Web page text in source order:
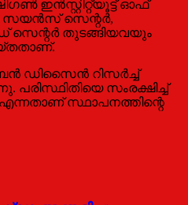
ഇൻസ്റ്റിറ്റ്യൂട്ട് ഓഫ്
സയൻസ് സെന്റർ,
സെന്റർ തുടങ്ങിയവയും
ഡിസൈൻ റിസർച്ച്
പരിസ്ഥിതിയെ സംരക്ഷിച്ച്
സ്ഥാപനത്തിന്റെ